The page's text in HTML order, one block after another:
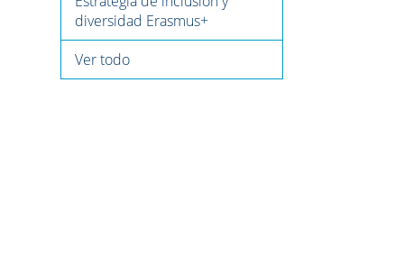
diversidad Erasmus+
Ver todo